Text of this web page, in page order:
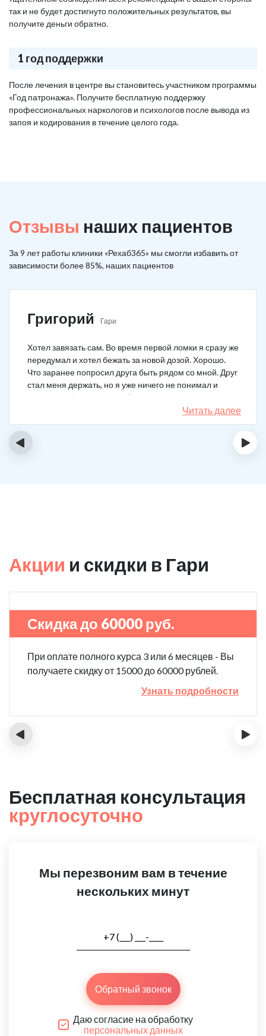
так и не будет достигнуто положительных результатов, вы
получите деньги обратно.
1 год поддержки
После лечения в центре вы становитесь участником программы
«Год патронажа». Получите бесплатную поддержку
профессиональных наркологов и психологов после вывода из
запоя и кодирования в течение целого года.
Отзывы наших пациентов
За 9 лет работы клиники «Рехаб365» мы смогли избавить от
зависимости более 85%, наших пациентов
Григорий Гари
Хотел завязать сам. Во время первой ломки я сразу же
передумал и хотел бежать за новой дозой. Хорошо.
Что заранее попросил друга быть рядом со мной. Друг
стал меня держать, но я уже ничего не понимал и
начал силой вырываться. Тогда мой товарищ просто
связан меня и позвонил в клинику. На дом приехал
нарколог, мне сделали какую-то капельницу, после
для прохождения курса реабилитации, так я и сделал.
Читать далее
‹ ›
Акции и скидки в Гари
Скидка до 60000 руб.
При оплате полного курса 3 или 6 месяцев - Вы
получаете скидку от 15000 до 60000 рублей.
Узнать подробности
‹ ›
Бесплатная консультация
круглосуточно
Мы перезвоним вам в течение
нескольких минут
Обратный звонок
Даю согласие на обработку
персональных данных